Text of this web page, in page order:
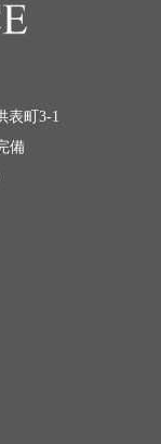
表町3-1
備